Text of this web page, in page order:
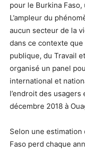
pour le Burkina
L’ampleur du
aucun secteur de la
dans ce contexte
publique, du Travail
organisé un panel
international et
l’endroit des
décembre 2018 à
Selon une estimation
Faso perd chaque